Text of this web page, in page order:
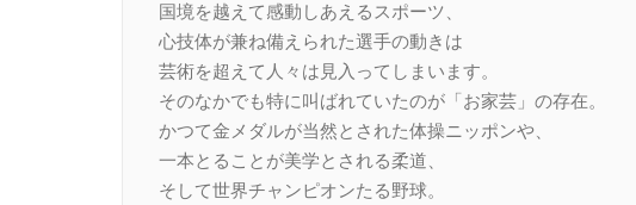
国境を越えて感動しあえるスポーツ、
心技体が兼ね備えられた選手の動きは
芸術を超えて人々は見入ってしまいます。
そのなかでも特に叫ばれていたのが「お家芸」の存在。
かつて金メダルが当然とされた体操ニッポンや、
一本とることが美学とされる柔道、
そして世界チャンピオンたる野球。